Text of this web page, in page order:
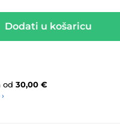
Dodati u košaricu
od 30,00 €